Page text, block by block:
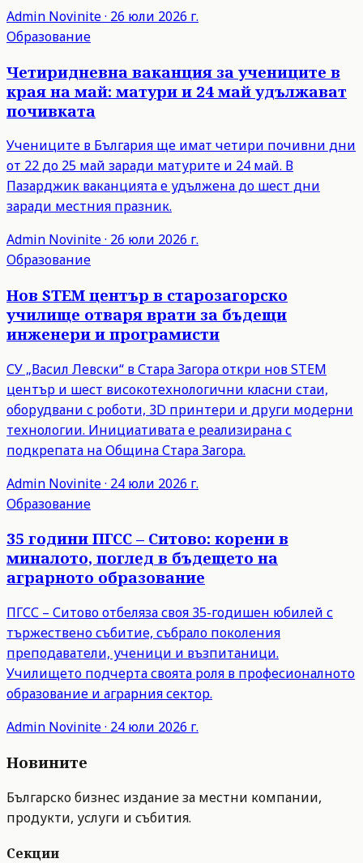
Admin Novinite· 26 юли 2026 г.
Образование
Четиридневна ваканция за учениците в
края на май: матури и 24 май удължават
почивката
Учениците в България ще имат четири почивни дни
от 22 до 25 май заради матурите и 24 май. В
Пазарджик ваканцията е удължена до шест дни
заради местния празник.
Admin Novinite· 26 юли 2026 г.
Образование
Нов STEM център в старозагорско
училище отваря врати за бъдещи
инженери и програмисти
СУ „Васил Левски“ в Стара Загора откри нов STEM
център и шест високотехнологични класни стаи,
оборудвани с роботи, 3D принтери и други модерни
технологии. Инициативата е реализирана с
подкрепата на Община Стара Загора.
Admin Novinite· 24 юли 2026 г.
Образование
35 години ПГСС – Ситово: корени в
миналото, поглед в бъдещето на
аграрното образование
ПГСС – Ситово отбеляза своя 35-годишен юбилей с
тържествено събитие, събрало поколения
преподаватели, ученици и възпитаници.
Училището подчерта своята роля в професионалното
образование и аграрния сектор.
Admin Novinite· 24 юли 2026 г.
Новините
Българско бизнес издание за местни компании,
продукти, услуги и събития.
Секции